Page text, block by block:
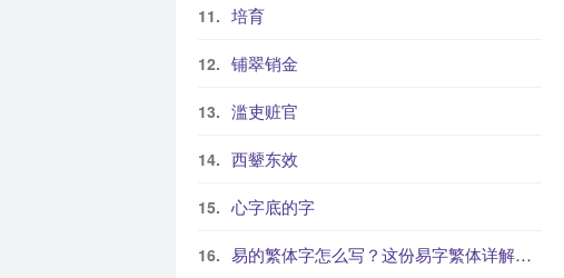
培育
铺翠销金
滥吏赃官
西颦东效
心字底的字
易的繁体字怎么写？这份易字繁体详解，助你正确书写汉字_汉字繁体学习